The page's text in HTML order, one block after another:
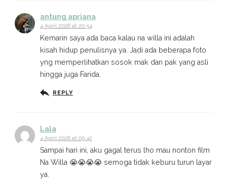
antung apriana
4 April 2026 at 20:54
Kemarin saya ada baca kalau na willa ini adalah
kisah hidup penulisnya ya. Jadi ada beberapa foto
yng memperlihatkan sosok mak dan pak yang asli
hingga juga Farida.
REPLY
Lala
4 April 2026 at 09:42
Sampai hari ini, aku gagal terus lho mau nonton film
Na Willa 😭😭😭😭 semoga tidak keburu turun layar
ya.